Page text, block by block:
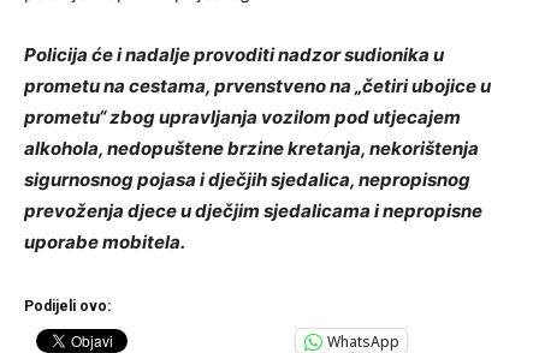
Policija će i nadalje provoditi nadzor sudionika u
prometu na cestama, prvenstveno na „četiri ubojice u
prometu“ zbog upravljanja vozilom pod utjecajem
alkohola, nedopuštene brzine kretanja, nekorištenja
sigurnosnog pojasa i dječjih sjedalica, nepropisnog
prevoženja djece u dječjim sjedalicama i nepropisne
uporabe mobitela.
Podijeli ovo:
WhatsApp